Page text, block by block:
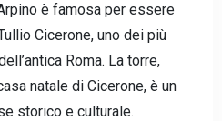
è famosa per essere
Cicerone, uno dei più
Roma. La torre,
natale di Cicerone, è un
storico e culturale.